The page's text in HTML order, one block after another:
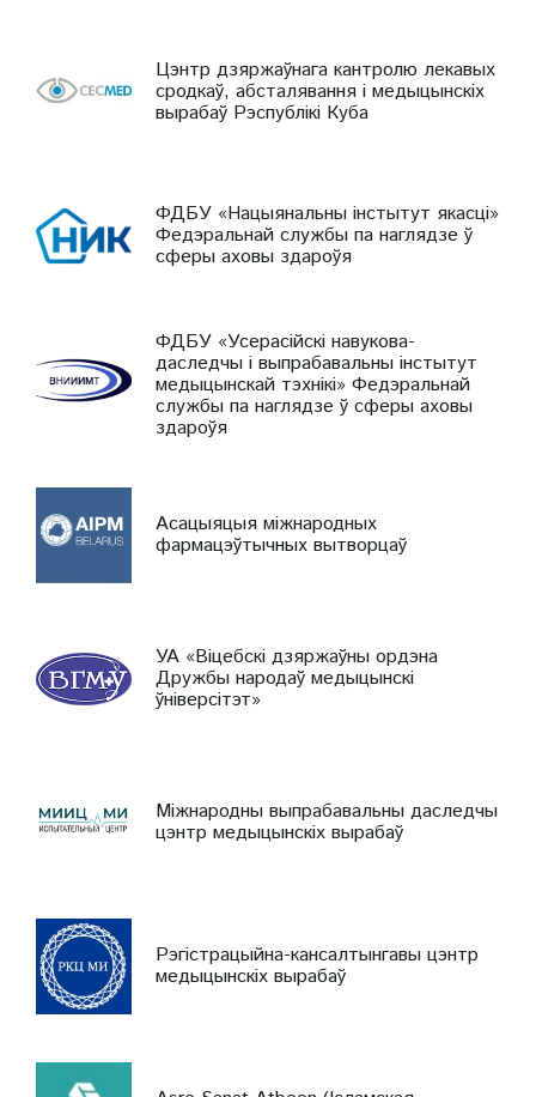
Цэнтр дзяржаўнага кантролю лекавых
сродкаў, абсталявання і медыцынскіх
вырабаў Рэспублікі Куба
ФДБУ «Нацыянальны інстытут якасці»
Федэральнай службы па наглядзе ў
сферы аховы здароўя
ФДБУ «Усерасійскі навукова-
даследчы і выпрабавальны інстытут
медыцынскай тэхнікі» Федэральнай
службы па наглядзе ў сферы аховы
здароўя
Асацыяцыя міжнародных
фармацэўтычных вытворцаў
УА «Віцебскі дзяржаўны ордэна
Дружбы народаў медыцынскі
ўніверсітэт»
Міжнародны выпрабавальны даследчы
цэнтр медыцынскіх вырабаў
Рэгістрацыйна-кансалтынгавы цэнтр
медыцынскіх вырабаў